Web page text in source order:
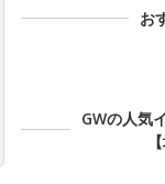
お
GWの人気